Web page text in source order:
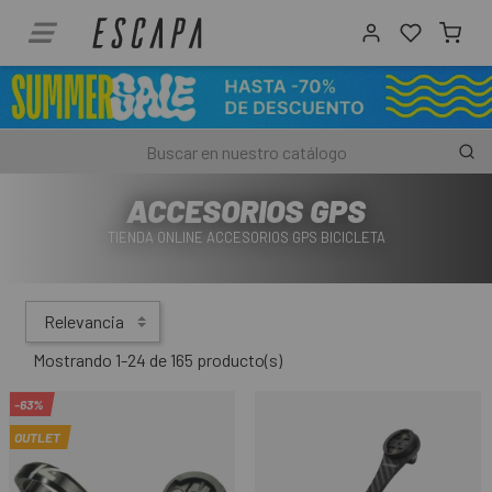
ACCESORIOS GPS
TIENDA ONLINE ACCESORIOS GPS BICICLETA
Relevancia
Mostrando 1-24 de 165 producto(s)
-63%
OUTLET